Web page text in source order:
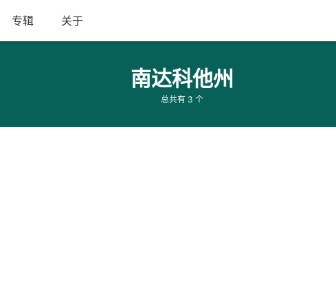
专辑 关于
南达科他州
总共有 3 个